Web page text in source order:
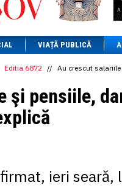
1 AUD= 2.7957
1 BGN= 2.5449
1 CAD= 3.1559
1 CHF= 5.2813
1 CNY= 0.6015
1 DKK = 0.6668
1 EGP
= 0.0860
1 NOK= 0.4191
VIAȚĂ PUBLICĂ
Editia 6872 // Au crescut
şi pensiile,
ieri seară,